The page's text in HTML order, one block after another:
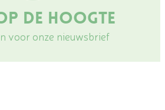
de hoogte
voor onze nieuwsbrief